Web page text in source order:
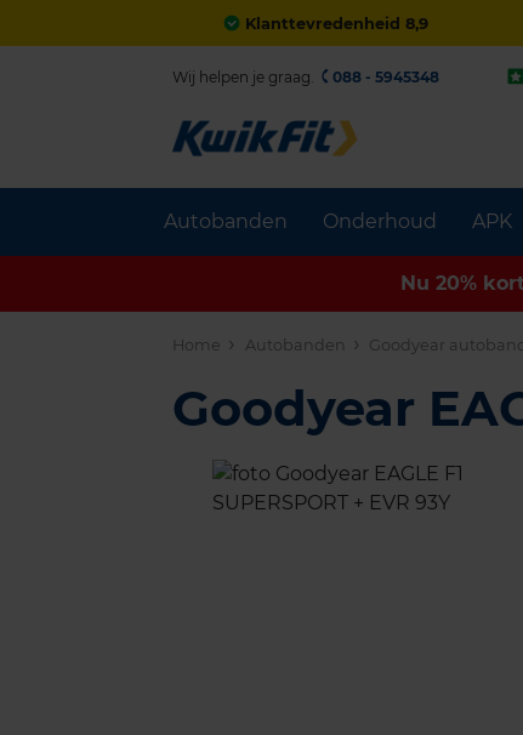
Klanttevredenheid 8,9
Autobanden Onderhoud APK
Wij helpen je graag. 088 - 5945348
Nu 20%
Home Autobanden Goodyear
Goodyear